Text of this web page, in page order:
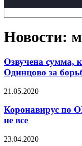
Новости:
Озвучена сумма,
Одинцово за
21.05.2020
Коронавирус по
не все
23.04.2020